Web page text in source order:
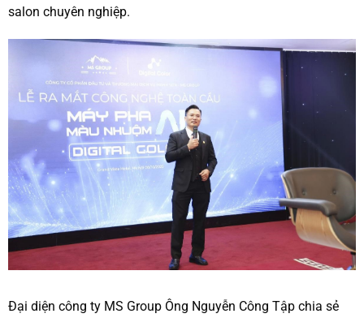
salon chuyên nghiệp.
Đại diện công ty MS Group Ông Nguyễn Công Tập chia sẻ